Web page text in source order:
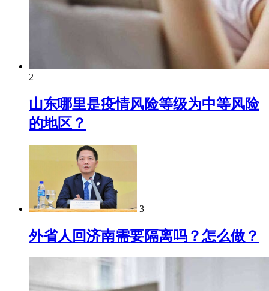
2
山东哪里是疫情风险等级为中等风险
的地区？
3
外省人回济南需要隔离吗？怎么做？